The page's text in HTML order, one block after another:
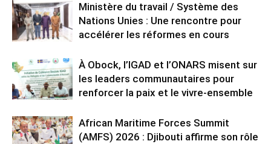
Ministère du travail / Système des
Nations Unies : Une rencontre pour
accélérer les réformes en cours
À Obock, l’IGAD et l’ONARS misent sur
les leaders communautaires pour
renforcer la paix et le vivre-ensemble
African Maritime Forces Summit
(AMFS) 2026 : Djibouti affirme son rôle